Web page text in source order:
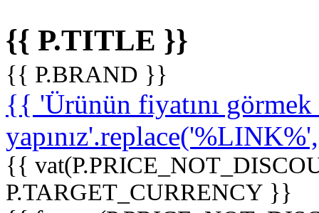
{{ P.TITLE }}
{{ P.BRAND }}
{{ 'Ürünün fiyatını
{{
P.TARGET_CURRENCY }}